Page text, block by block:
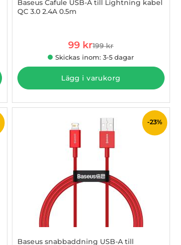
Baseus Cafule USB-A till Lightning kabel
QC 3.0 2.4A 0.5m
rea pris
99 krtidigare pris
199 kr
Skickas inom: 3-5 dagar
Lägg i varukorg
-23%
Baseus snabbaddning USB-A till